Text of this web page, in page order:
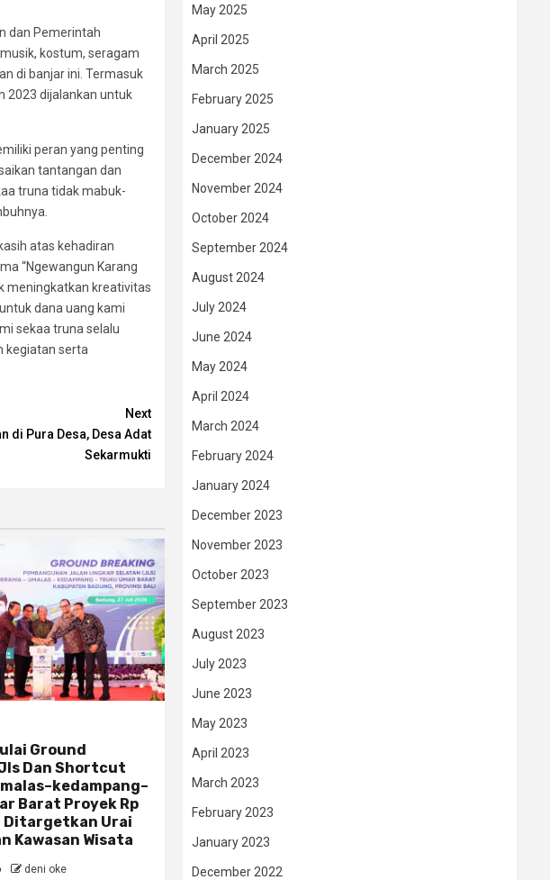
dan Pemerintah
kostum, seragam
di banjar ini. Termasuk
2023 dijalankan untuk
peran yang penting
tantangan dan
truna tidak mabuk-
atas kehadiran
“Ngewangun Karang
meningkatkan kreativitas
dana uang kami
sekaa truna selalu
kegiatan serta
Next
di Pura Desa, Desa Adat
Sekarmukti
Ground
Dan Shortcut
Barat Proyek Rp
Ditargetkan Urai
Kawasan Wisata
deni oke
May 2025
April 2025
March 2025
February 2025
January 2025
December 2024
November 2024
October 2024
September 2024
August 2024
July 2024
June 2024
May 2024
April 2024
March 2024
February 2024
January 2024
December 2023
November 2023
October 2023
September 2023
August 2023
July 2023
June 2023
May 2023
April 2023
March 2023
February 2023
January 2023
December 2022